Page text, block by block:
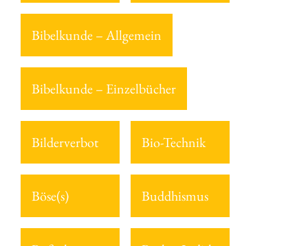
Bibelkunde – Allgemein
Bibelkunde – Einzelbücher
Bilderverbot Bio-Technik
Böse(s) Buddhismus